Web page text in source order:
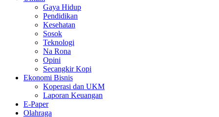
Gaya Hidup
Pendidikan
Kesehatan
Sosok
Teknologi
Na Rona
Opini
Secangkir Kopi
Ekonomi Bisnis
Koperasi dan UKM
Laporan Keuangan
E-Paper
Olahraga